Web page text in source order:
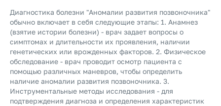
Диагностика болезни "Аномалии развития позвоночника"
обычно включает в себя следующие этапы: 1. Анамнез
(взятие истории болезни) - врач задает вопросы о
симптомах и длительности их проявления, наличии
генетических или врожденных факторов. 2. Физическое
обследование - врач проводит осмотр пациента с
помощью различных маневров, чтобы определить
наличие аномалии развития позвоночника. 3.
Инструментальные методы исследования - для
подтверждения диагноза и определения характеристик